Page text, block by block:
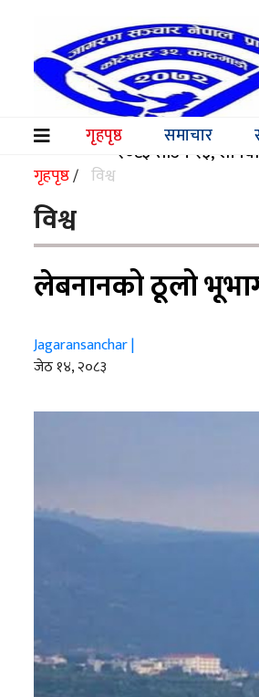
२०८३ साउन २३,
गृहपृष्ठ
(current) समाचार
समाचार
समाज
पत्रपत्रिका
मनोरञ्जन
विश्व
स्वास्थ्य
वाणिज्य
प्रविधि
पर्यटन
गृहपृष्ठ/ विश्व
विश्व
लेबनानको ठूलो
Jagaransanchar |
जेठ १४, २०८३